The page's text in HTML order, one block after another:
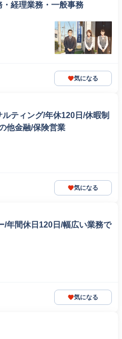
経理業務・一般事務
気になる
ルティング/年休120日/休暇制
他金融/保険営業
気になる
/年間休日120日/幅広い業務で
気になる